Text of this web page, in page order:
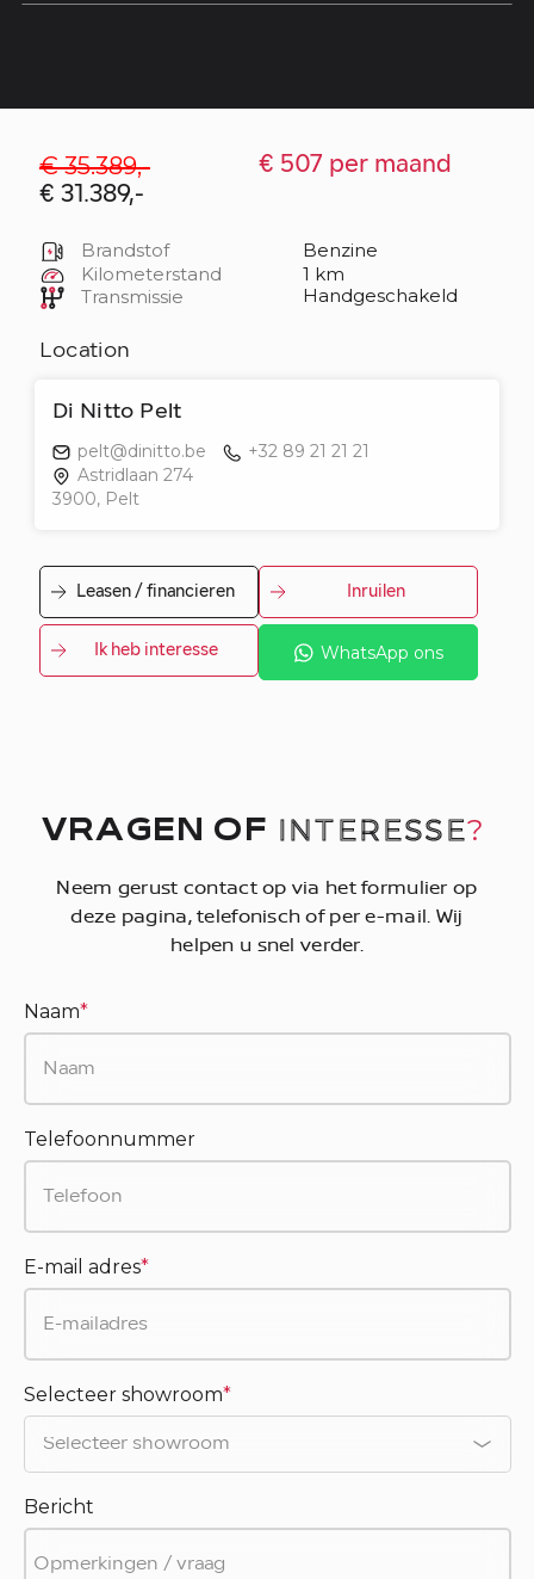
€ 35.389,-
€ 31.389,-
€ 507 per maand
Brandstof
Benzine
Kilometerstand
1 km
Transmissie
Handgeschakeld
Location
Di Nitto Pelt
pelt@dinitto.be
+32 89 21 21 21
Astridlaan 274
3900, Pelt
Leasen / financieren Inruilen
Ik heb interesse WhatsApp ons
VRAGEN OF INTERESSE?
Neem gerust contact op via het formulier op
deze pagina, telefonisch of per e-mail. Wij
helpen u snel verder.
Naam*
Telefoonnummer
E-mail adres*
Selecteer showroom*
Bericht